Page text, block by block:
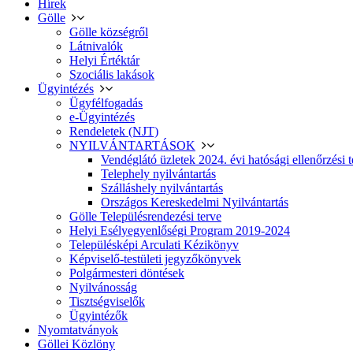
Hírek
Gölle
Gölle községről
Látnivalók
Helyi Értéktár
Szociális lakások
Ügyintézés
Ügyfélfogadás
e-Ügyintézés
Rendeletek (NJT)
NYILVÁNTARTÁSOK
Vendéglátó üzletek 2024. évi hatósági ellenőrzési
Telephely nyilvántartás
Szálláshely nyilvántartás
Országos Kereskedelmi Nyilvántartás
Gölle Településrendezési terve
Helyi Esélyegyenlőségi Program 2019-2024
Településképi Arculati Kézikönyv
Képviselő-testületi jegyzőkönyvek
Polgármesteri döntések
Nyilvánosság
Tisztségviselők
Ügyintézők
Nyomtatványok
Göllei Közlöny